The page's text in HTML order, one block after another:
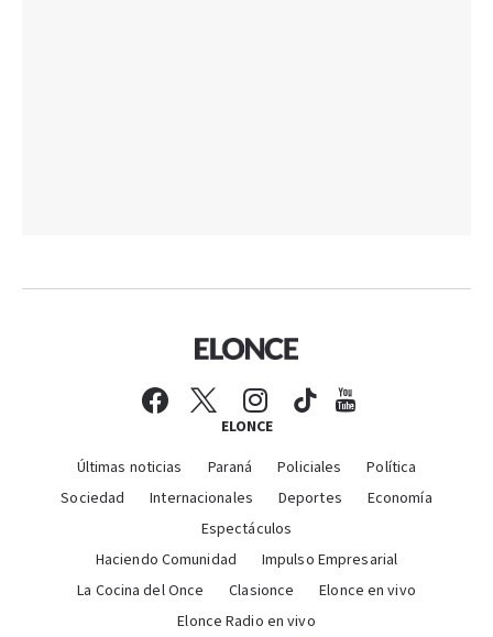
ELONCE
Últimas noticias Paraná Policiales
Política
Sociedad
Internacionales Deportes
Economía
Espectáculos
Haciendo Comunidad
Impulso Empresarial
La Cocina del Once
Clasionce
Elonce en vivo
Elonce Radio en vivo